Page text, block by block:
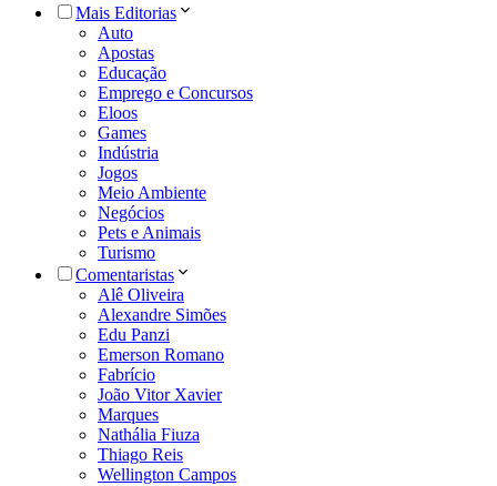
Mais Editorias
Auto
Apostas
Educação
Emprego e Concursos
Eloos
Games
Indústria
Jogos
Meio Ambiente
Negócios
Pets e Animais
Turismo
Comentaristas
Alê Oliveira
Alexandre Simões
Edu Panzi
Emerson Romano
Fabrício
João Vitor Xavier
Marques
Nathália Fiuza
Thiago Reis
Wellington Campos